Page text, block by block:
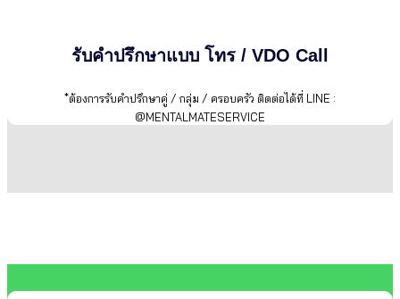
รับคำปรึกษาแบบ โทร / VDO Call
*ต้องการรับคำปรึกษาคู่ / กลุ่ม / ครอบครัว ติดต่อได้ที่ LINE :
@MENTALMATESERVICE